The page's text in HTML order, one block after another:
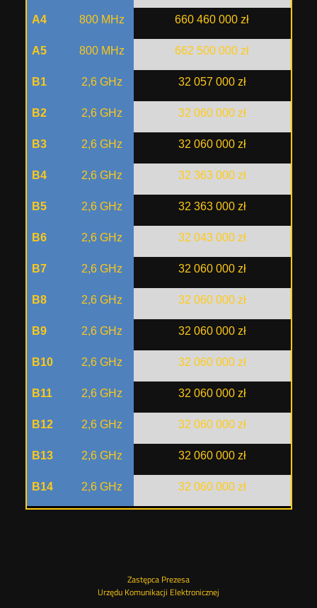
A4 800 MHz 660 460 000 zł
A5 800 MHz 662 500 000 zł
B1 2,6 GHz 32 057 000 zł
B2 2,6 GHz 32 060 000 zł
B3 2,6 GHz 32 060 000 zł
B4 2,6 GHz 32 363 000 zł
B5 2,6 GHz 32 363 000 zł
B6 2,6 GHz 32 043 000 zł
B7 2,6 GHz 32 060 000 zł
B8 2,6 GHz 32 060 000 zł
B9 2,6 GHz 32 060 000 zł
B10 2,6 GHz 32 060 000 zł
B11 2,6 GHz 32 060 000 zł
B12 2,6 GHz 32 060 000 zł
B13 2,6 GHz 32 060 000 zł
B14 2,6 GHz 32 060 000 zł
Zastępca Prezesa
Urzędu Komunikacji Elektronicznej